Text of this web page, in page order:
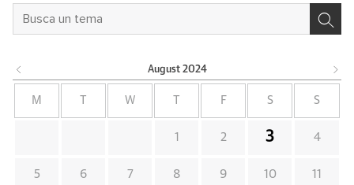
August 2024
M W F S S
1 2 3 4
5 6 7 8 9 10 11